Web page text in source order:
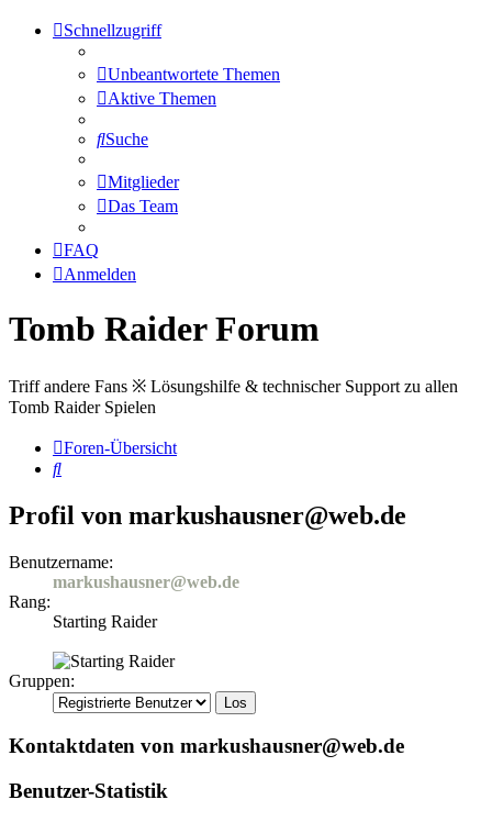
Schnellzugriff
Unbeantwortete Themen
Aktive Themen
Suche
Mitglieder
Das Team
FAQ
Anmelden
Tomb Raider Forum
Triff andere Fans ※ Lösungshilfe & technischer Support zu allen
Tomb Raider Spielen
Foren-Übersicht
Suche
Profil von markushausner@web.de
Benutzername:
markushausner@web.de
Rang:
Starting Raider
Gruppen:
Kontaktdaten von markushausner@web.de
Benutzer-Statistik